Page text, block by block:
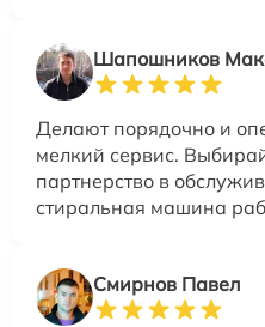
Шапошников
Делают порядочно и
мелкий сервис.
партнерство в
стиральная машина
Смирнов Павел